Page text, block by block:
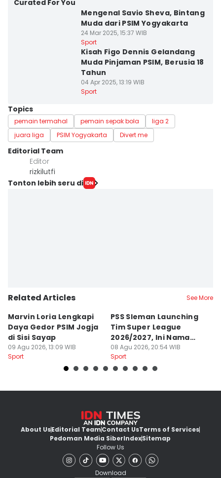
Curated For You
Mengenal Savio Sheva, Bintang
Muda dari PSIM Yogyakarta
24 Mar 2025, 15:37 WIB
Sport
Kisah Figo Dennis Gelandang
Muda Pinjaman PSIM, Berusia 18
Tahun
04 Apr 2025, 13:19 WIB
Sport
Topics
pemain termahal pemain sepak bola
liga 2
juara liga
PSIM Yogyakarta Divert me
Editorial Team
Editor
rizkilutfi
Tonton lebih seru di
Related Articles See More
Marvin Loria Lengkapi
Daya Gedor PSIM Jogja
di Sisi Sayap
09 Agu 2026, 13:09 WIB
Sport
PSS Sleman Launching
Tim Super League
2026/2027, Ini Nama
Para Pemain
08 Agu 2026, 20:54 WIB
Sport
About UsEditorial TeamContact UsTerms of Services
Pedoman Media SiberIndexSitemap
Follow Us
Download